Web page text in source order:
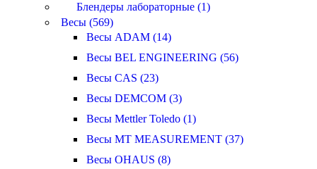
Блендеры лабораторные (1)
Весы (569)
Весы ADAM (14)
Весы BEL ENGINEERING (56)
Весы CAS (23)
Весы DEMCOM (3)
Весы Mettler Toledo (1)
Весы MT MEASUREMENT (37)
Весы OHAUS (8)